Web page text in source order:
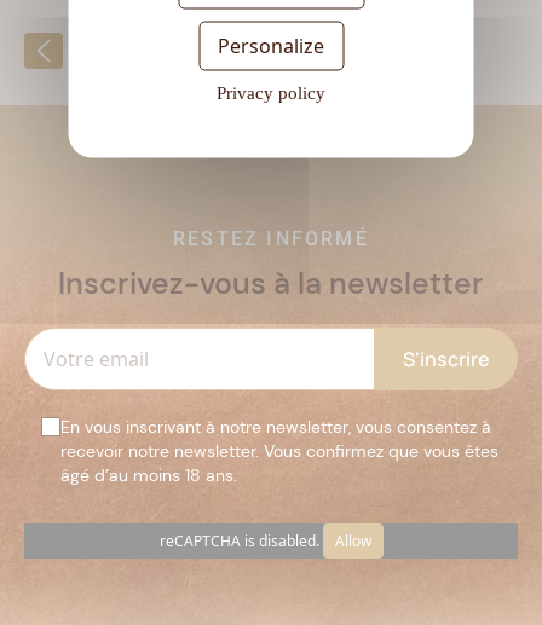
Retour à la liste
RESTEZ INFORMÉ
Inscrivez-vous à la newsletter
En vous inscrivant à notre newsletter, vous consentez à
recevoir notre newsletter. Vous confirmez que vous êtes
âgé d’au moins 18 ans.
reCAPTCHA is disabled. Allow
Personalize
Privacy policy